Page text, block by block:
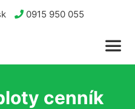
0915 950 055
cenník